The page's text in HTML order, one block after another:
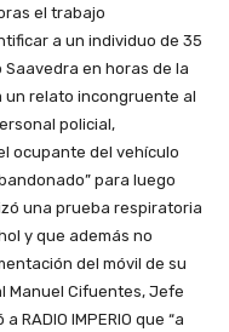
el trabajo
a un individuo de 35
en horas de la
un relato incongruente al
policial,
ocupante del vehículo
para luego
una prueba respiratoria
y que además no
del móvil de su
Manuel Cifuentes, Jefe
IMPERIO que “a